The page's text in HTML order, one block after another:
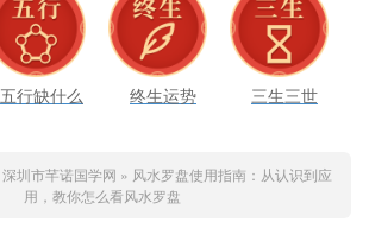
五行缺什么 终生运势 三生三世
深圳市芊诺国学网 » 风水罗盘使用指南：从认识到应
用，教你怎么看风水罗盘